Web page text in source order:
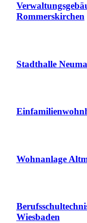
Rommerskirchen
Stadthalle
Wohnanlage
Wiesbaden